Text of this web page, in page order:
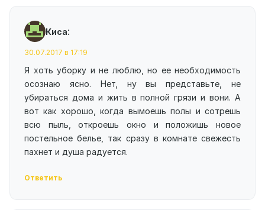
Киса:
30.07.2017 в 17:19
Я хоть уборку и не люблю, но ее необходимость
осознаю ясно. Нет, ну вы представьте, не
убираться дома и жить в полной грязи и вони. А
вот как хорошо, когда вымоешь полы и сотрешь
всю пыль, откроешь окно и положишь новое
постельное белье, так сразу в комнате свежесть
пахнет и душа радуется.
Ответить